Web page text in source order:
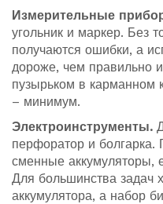
Измерительные
угольник и маркер. Без
получаются ошибки, а
дороже, чем правильно
пузырьком в карманном
– минимум.
Электроинструменты.
перфоратор и
сменные аккумуляторы,
Для большинства задач
аккумулятора, а набор